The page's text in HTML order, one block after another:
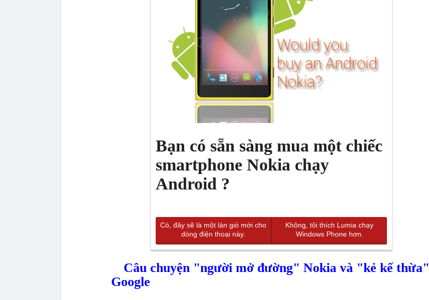
Bạn có sẵn sàng mua một chiếc
smartphone Nokia chạy
Android ?
Có, đây sẽ là một làn gió mới cho
dòng điện thoại này.
Không, tôi thích Lumia chạy
Windows Phone hơn.
Câu chuyện "người mở đường" Nokia và "kẻ kế thừa"
Google